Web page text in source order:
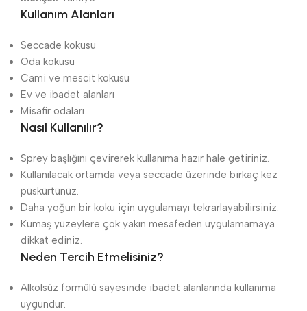
Kullanım Alanları
Seccade kokusu
Oda kokusu
Cami ve mescit kokusu
Ev ve ibadet alanları
Misafir odaları
Nasıl Kullanılır?
Sprey başlığını çevirerek kullanıma hazır hale getiriniz.
Kullanılacak ortamda veya seccade üzerinde birkaç kez
püskürtünüz.
Daha yoğun bir koku için uygulamayı tekrarlayabilirsiniz.
Kumaş yüzeylere çok yakın mesafeden uygulamamaya
dikkat ediniz.
Neden Tercih Etmelisiniz?
Alkolsüz formülü sayesinde ibadet alanlarında kullanıma
uygundur.